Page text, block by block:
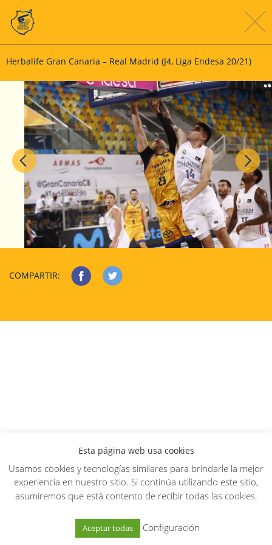
Herbalife Gran Canaria – Real Madrid (J4, Liga Endesa 20/21)
COMPARTIR:
Esta página web usa cookies
Usamos cookies y tecnologías similares para brindarle la mejor
experiencia en nuestro sitio. Si continúa utilizando este sitio,
asumiremos que está contento de recibir todas las cookies.
Aceptar todas Configuración